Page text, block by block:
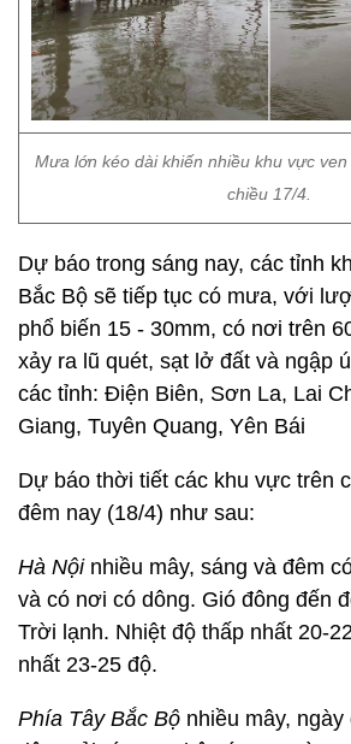
Mưa lớn kéo dài khiến nhiều khu vực
chiều 17/4.
Dự báo trong sáng nay, các tỉnh
Bắc Bộ sẽ tiếp tục có mưa, với
phổ biến 15 - 30mm, có nơi trên
xảy ra lũ quét, sạt lở đất và ngập
các tỉnh: Điện Biên, Sơn La, Lai
Giang, Tuyên Quang, Yên Bái
Dự báo thời tiết các khu vực trên
đêm nay (18/4) như sau:
Hà Nộinhiều mây, sáng và đêm
và có nơi có dông. Gió đông đến
Trời lạnh. Nhiệt độ thấp nhất 20-
nhất 23-25 độ.
Phía Tây Bắc Bộ nhiều mây,